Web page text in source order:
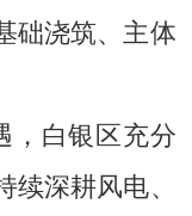
础浇筑、主体
，白银区充分
深耕风电、